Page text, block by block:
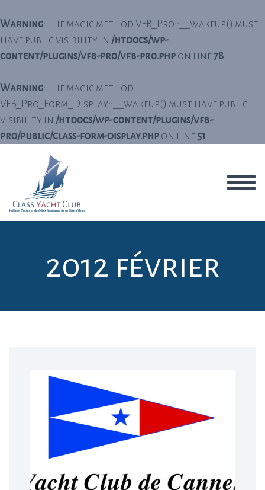
Warning: The magic method VFB_Pro::__wakeup() must
have public visibility in /htdocs/wp-
content/plugins/vfb-pro/vfb-pro.php on line78
Warning: The magic method
VFB_Pro_Form_Display::__wakeup() must have public
visibility in /htdocs/wp-content/plugins/vfb-
pro/public/class-form-display.php on line 51
2012 février